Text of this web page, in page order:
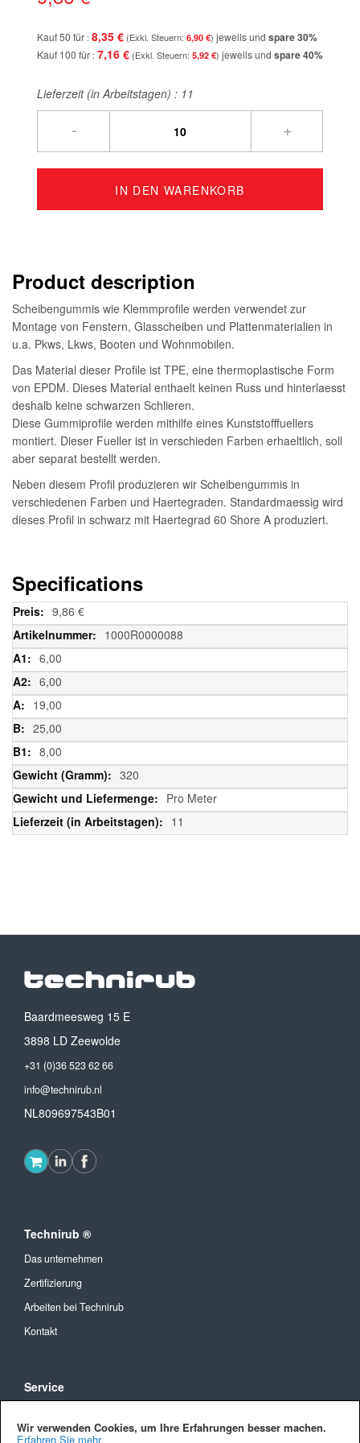
Wir verwenden Cookies, um Ihre Erfahrungen besser machen.
Erfahren Sie mehr.
Kauf 50 für 8,35 € 6,90 € jeweils und spare30%
Kauf 100 für 7,16 € 5,92 € jeweils und spare40%
Lieferzeit (in Arbeitstagen) : 11
- +
IN DEN WARENKORB
Product description
Scheibengummis wie Klemmprofile werden verwendet zur
Montage von Fenstern, Glasscheiben und Plattenmaterialien in
u.a. Pkws, Lkws, Booten und Wohnmobilen.
Das Material dieser Profile ist TPE, eine thermoplastische Form
von EPDM. Dieses Material enthaelt keinen Russ und hinterlaesst
deshalb keine schwarzen Schlieren.
Diese Gummiprofile werden mithilfe eines Kunststofffuellers
montiert. Dieser Fueller ist in verschieden Farben erhaeltlich, soll
aber separat bestellt werden.
Neben diesem Profil produzieren wir Scheibengummis in
verschiedenen Farben und Haertegraden. Standardmaessig wird
dieses Profil in schwarz mit Haertegrad 60 Shore A produziert.
Specifications
Weitere
Informationen
9,86 €
1000R0000088
6,00
6,00
19,00
25,00
8,00
320
Pro Meter
11
Baardmeesweg 15 E
3898 LD Zeewolde
+31 (0)36 523 62 66
info@technirub.nl
NL809697543B01
Technirub ®
Das unternehmen
Zertifizierung
Arbeiten bei Technirub
Kontakt
Service
Versandkosten und Lieferung